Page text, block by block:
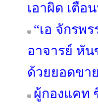
เอาผิด เตื
“เอ จักรพ
อาจารย์ หั
ด้วยยอดขา
ผู้กองแคท